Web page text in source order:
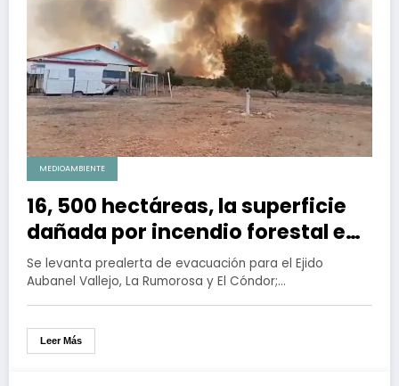
MEDIOAMBIENTE
16, 500 hectáreas, la superficie
dañada por incendio forestal en
La Rumorosa
Se levanta prealerta de evacuación para el Ejido
Aubanel Vallejo, La Rumorosa y El Cóndor;…
Leer Más